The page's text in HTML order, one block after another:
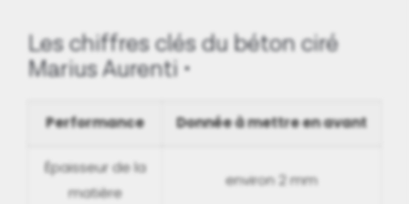
Les chiffres clés du béton ciré
Marius Aurenti
Performance Donnée à mettre en avant
Épaisseur de la
matière
environ 2 mm